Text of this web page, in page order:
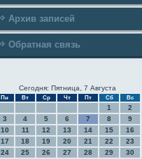
Архив записей
Обратная связь
Сегодня: Пятница, 7 Августа
Пн Вт Ср Чт Пт Сб Вс
1
2
3
4 5 6 7 8
9
10
11 12 13 14 15
16
17
18 19 20 21 22
23
24
25 26 27 28 29
30